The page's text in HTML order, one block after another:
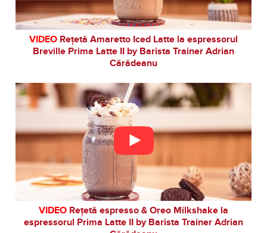
VIDEO Rețetă Amaretto Iced Latte la espressorul
Breville Prima Latte II by Barista Trainer Adrian
Cărădeanu
VIDEO Rețetă espresso & Oreo Milkshake la
espressorul Prima Latte II by Barista Trainer Adrian